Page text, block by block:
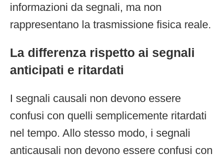
informazioni da segnali, ma non
rappresentano la trasmissione fisica reale.
La differenza rispetto ai segnali
anticipati e ritardati
I segnali causali non devono essere
confusi con quelli semplicemente ritardati
nel tempo. Allo stesso modo, i segnali
anticausali non devono essere confusi con